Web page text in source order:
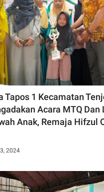
Tapos 1 Kecamatan
Acara MTQ Dan
Anak, Remaja Hifzul
2024